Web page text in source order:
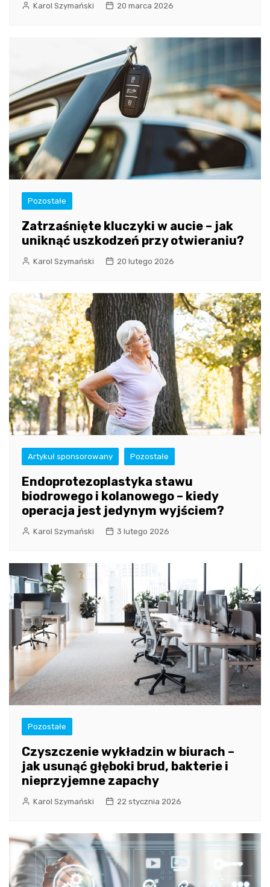
Karol Szymański 20 marca 2026
Pozostałe
Zatrzaśnięte kluczyki w aucie – jak
uniknąć uszkodzeń przy otwieraniu?
Karol Szymański 20 lutego 2026
Artykuł sponsorowany Pozostałe
Endoprotezoplastyka stawu
biodrowego i kolanowego – kiedy
operacja jest jedynym wyjściem?
Karol Szymański 3 lutego 2026
Pozostałe
Czyszczenie wykładzin w biurach –
jak usunąć głęboki brud, bakterie i
nieprzyjemne zapachy
Karol Szymański 22 stycznia 2026